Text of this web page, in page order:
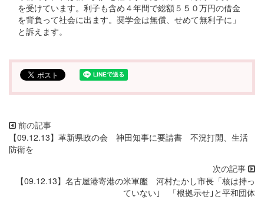
を受けています。利子も含め４年間で総額５５０万円の借金
を背負って社会に出ます。奨学金は無償、せめて無利子に」
と訴えます。
【09.12.13】革新県政の会 神田知事に要請書 不況打開、生活
防衛を
【09.12.13】名古屋港寄港の米軍艦 河村たかし市長「核は持っ
ていない｣ 「根拠示せ｣と平和団体